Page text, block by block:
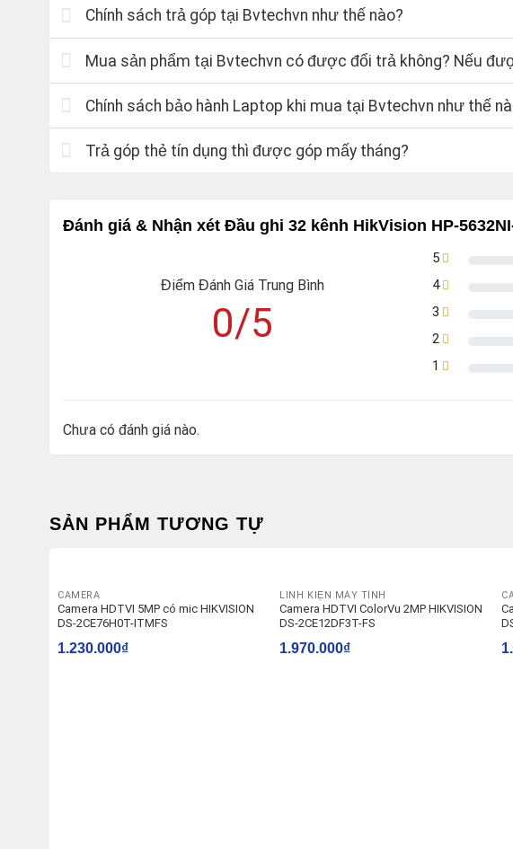
Chính sách trả góp tại Bvtechvn như thế nào?
Mua sản phẩm tại Bvtechvn có được đổi trả không? Nếu
Chính sách bảo hành Laptop khi mua tại Bvtechvn như thế
Trả góp thẻ tín dụng thì được góp mấy tháng?
Đánh giá & Nhận xét Đầu ghi 32 kênh HikVision HP-
Điểm Đánh Giá Trung Bình
0/5
5
4
3
2
1
Chưa có đánh giá nào.
SẢN PHẨM TƯƠNG TỰ
CAMERA
Camera HDTVI 5MP có mic HIKVISION
DS-2CE76H0T-ITMFS
1.230.000₫
LINH KIỆN MÁY TÍNH
Camera HDTVI ColorVu 2MP HIKVISION
DS-2CE12DF3T-FS
1.970.000₫